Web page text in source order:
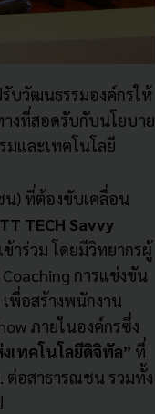
บวัฒนธรรมองค์กรให้
งที่สอดรับกับนโยบาย
มและเทคโนโลยี
) ที่ต้องขับเคลื่อน
TECH Savvy
าร่วม โดยมีวิทยากรผู้
Coaching การแข่งขัน
พื่อสร้างพนักงาน
ภายในองค์กรซึ่ง
เทคโนโลยีดิจิทัล” ที่
อสาธารณชน รวมทั้ง